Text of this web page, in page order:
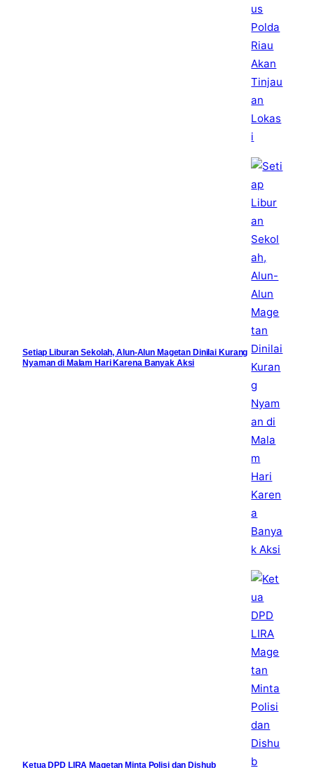
Setiap Liburan Sekolah, Alun-Alun Magetan Dinilai Kurang
Nyaman di Malam Hari Karena Banyak Aksi
Ketua DPD LIRA Magetan Minta Polisi dan Dishub